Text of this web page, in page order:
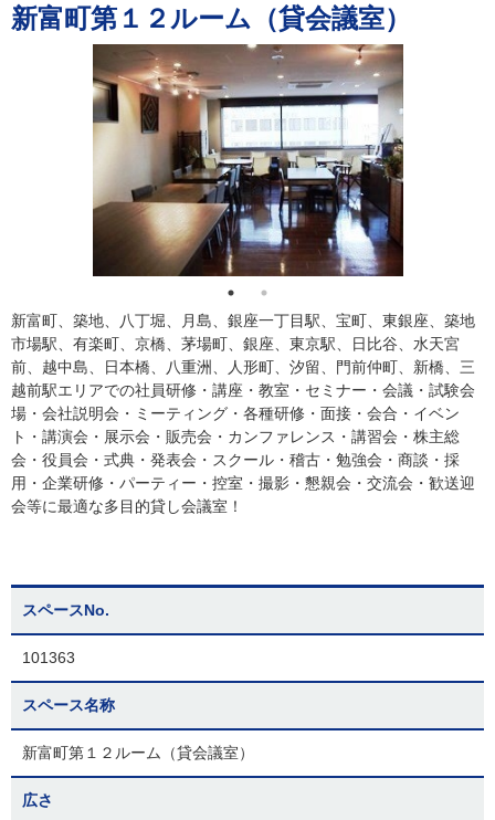
新富町第１２ルーム（貸会議室）
新富町、築地、八丁堀、月島、銀座一丁目駅、宝町、東銀座、築地
市場駅、有楽町、京橋、茅場町、銀座、東京駅、日比谷、水天宮
前、越中島、日本橋、八重洲、人形町、汐留、門前仲町、新橋、三
越前駅エリアでの社員研修・講座・教室・セミナー・会議・試験会
場・会社説明会・ミーティング・各種研修・面接・会合・イベン
ト・講演会・展示会・販売会・カンファレンス・講習会・株主総
会・役員会・式典・発表会・スクール・稽古・勉強会・商談・採
用・企業研修・パーティー・控室・撮影・懇親会・交流会・歓送迎
会等に最適な多目的貸し会議室！
スペースNo.
101363
スペース名称
新富町第１２ルーム（貸会議室）
広さ